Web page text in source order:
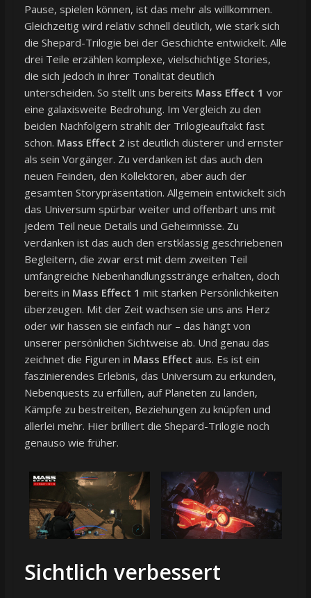
Pause, spielen können, ist das mehr als willkommen.
Gleichzeitig wird relativ schnell deutlich, wie stark sich
die Shepard-Trilogie bei der Geschichte entwickelt. Alle
drei Teile erzählen komplexe, vielschichtige Stories,
die sich jedoch in ihrer Tonalität deutlich
unterscheiden. So stellt uns bereits Mass Effect 1 vor
eine galaxisweite Bedrohung. Im Vergleich zu den
beiden Nachfolgern strahlt der Trilogieauftakt fast
schon. Mass Effect 2 ist deutlich düsterer und ernster
als sein Vorgänger. Zu verdanken ist das auch den
neuen Feinden, den Kollektoren, aber auch der
gesamten Storypräsentation. Allgemein entwickelt sich
das Universum spürbar weiter und offenbart uns mit
jedem Teil neue Details und Geheimnisse. Zu
verdanken ist das auch den erstklassig geschriebenen
Begleitern, die zwar erst mit dem zweiten Teil
umfangreiche Nebenhandlungsstränge erhalten, doch
bereits in Mass Effect 1 mit starken Persönlichkeiten
überzeugen. Mit der Zeit wachsen sie uns ans Herz
oder wir hassen sie einfach nur – das hängt von
unserer persönlichen Sichtweise ab. Und genau das
zeichnet die Figuren in Mass Effect aus. Es ist ein
faszinierendes Erlebnis, das Universum zu erkunden,
Nebenquests zu erfüllen, auf Planeten zu landen,
Kämpfe zu bestreiten, Beziehungen zu knüpfen und
allerlei mehr. Hier brilliert die Shepard-Trilogie noch
genauso wie früher.
Sichtlich verbessert